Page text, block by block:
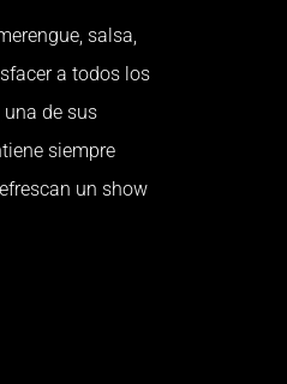
salsa,
a todos los
de sus
siempre
un show